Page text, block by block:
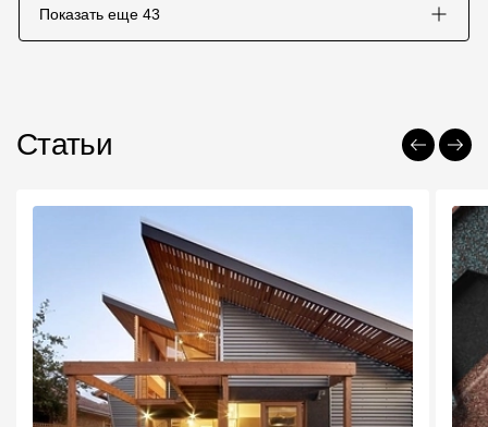
Показать еще 43
Статьи